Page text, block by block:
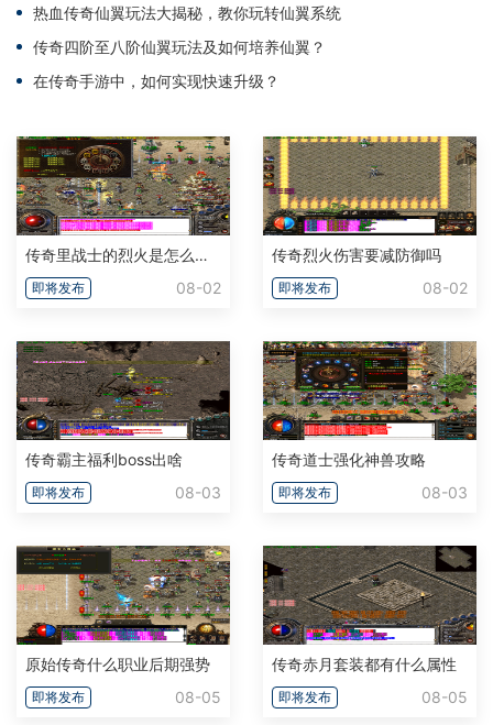
热血传奇仙翼玩法大揭秘，教你玩转仙翼系统
传奇四阶至八阶仙翼玩法及如何培养仙翼？
在传奇手游中，如何实现快速升级？
传奇里战士的烈火是怎么算的啊
即将发布 08-02
传奇烈火伤害要减防御吗
即将发布 08-02
传奇霸主福利boss出啥
即将发布 08-03
传奇道士强化神兽攻略
即将发布 08-03
原始传奇什么职业后期强势
即将发布 08-05
传奇赤月套装都有什么属性
即将发布 08-05